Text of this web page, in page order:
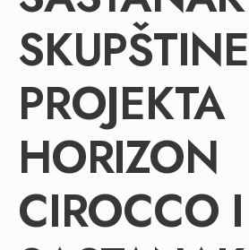
SKUPŠTINE
PROJEKTA
HORIZON
CIROCCO